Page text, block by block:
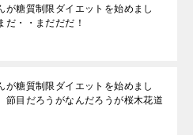
が糖質制限ダイエットを始めまし
だ・・まだだだ！
が糖質制限ダイエットを始めまし
節目だろうがなんだろうが桜木花道